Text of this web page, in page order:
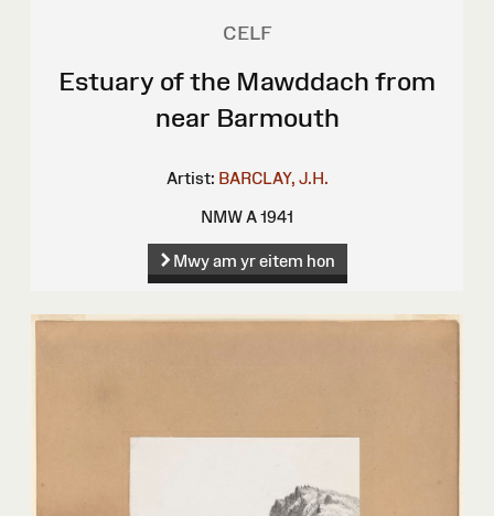
CELF
Estuary of the Mawddach from
near Barmouth
Artist: BARCLAY, J.H.
NMW A 1941
Mwy am yr eitem hon